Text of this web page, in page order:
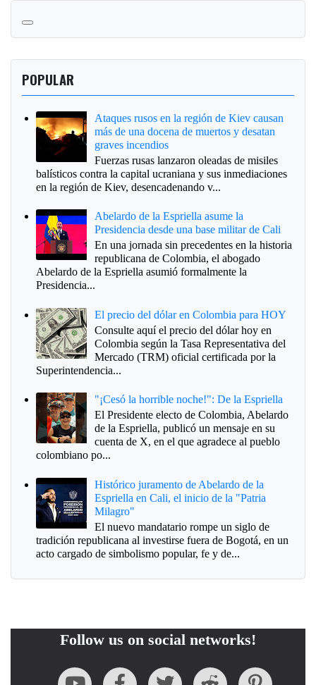
POPULAR
Ataques rusos en la región de Kiev causan
más de una docena de muertos y desatan
graves incendios
Fuerzas rusas lanzaron oleadas de misiles
balísticos contra la capital ucraniana y sus inmediaciones
en la región de Kiev, desencadenando v...
Abelardo de la Espriella asume la
Presidencia desde una base militar de Cali
En una jornada sin precedentes en la historia
republicana de Colombia, el abogado
Abelardo de la Espriella asumió formalmente la
Presidencia...
El precio del dólar en Colombia para HOY
Consulte aquí el precio del dólar hoy en
Colombia según la Tasa Representativa del
Mercado (TRM) oficial certificada por la
Superintendencia...
"¡Cesó la horrible noche!": De la Espriella
El Presidente electo de Colombia, Abelardo
de la Espriella, publicó un mensaje en su
cuenta de X, en el que agradece al pueblo
colombiano po...
Histórico juramento de Abelardo de la
Espriella en Cali, el inicio de la "Patria
Milagro"
El nuevo mandatario rompe un siglo de
tradición republicana al investirse fuera de Bogotá, en un
acto cargado de simbolismo popular, fe y de...
Follow us on social networks!